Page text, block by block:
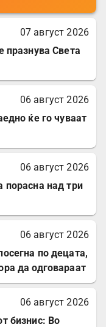
07 август 2026
празнува Света
06 август 2026
ќе го чуваат
06 август 2026
порасна над три
06 август 2026
по децата,
да одговараат
06 август 2026
бизнис: Во